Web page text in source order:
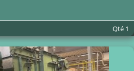
Qté 1